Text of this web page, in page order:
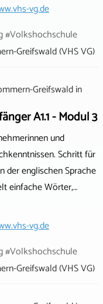
vg.de
#Volkshochschule
Greifswald (VHS VG)
Greifswaldin
A1.1 - Modul 3
und
Schritt für
der englischen Sprache
einfache Wörter,…
vg.de
#Volkshochschule
Greifswald (VHS VG)